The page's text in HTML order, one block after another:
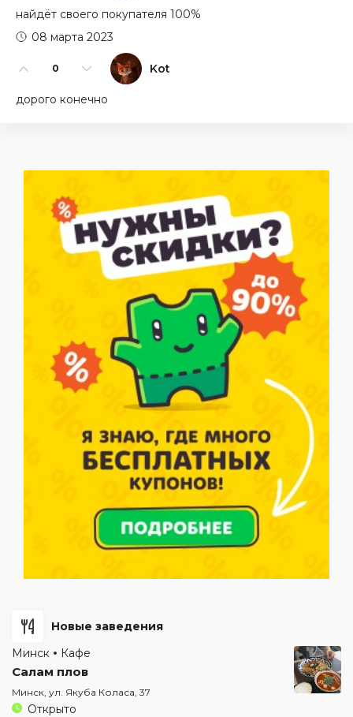
найдёт своего покупателя 100%
0 Kot
08 марта 2023
дорого конечно
Новые заведения
Минск
Кафе
Салам плов
Минск, ул. Якуба Коласа, 37
Открыто